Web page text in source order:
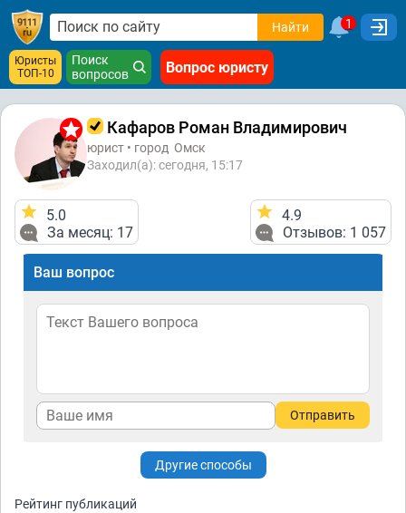
Найти 1
Юристы
ТОП-10
Поиск
вопросов
Вопрос юристу
Кафаров Роман Владимирович
юрист • город Омск
Заходил(а): сегодня, 15:17
5.0
За месяц: 17
4.9
Отзывов: 1 057
Ваш вопрос
Отправить
Другие способы
Рейтинг публикаций